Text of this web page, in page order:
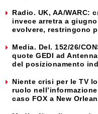
Radio. UK, AA/WARC:
invece arretra a
evolvere, restringono
Media. Del. 152/26/
quote GEDI ad
del posizionamento
Niente crisi per le TV
ruolo
caso FOX a New